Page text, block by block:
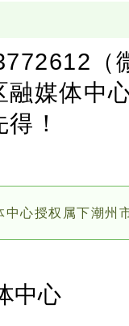
（
融媒体中
！
中心授权属下潮州
中心